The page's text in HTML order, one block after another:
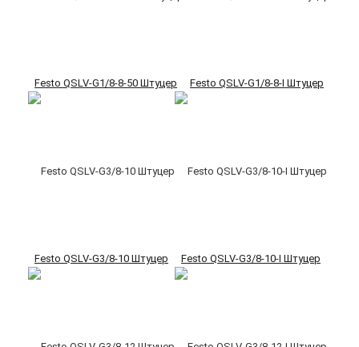
Festo QSLV-G1/8-8-50 Штуцер Festo QSLV-G1/8-8-I Штуцер
Festo QSLV-G3/8-10 Штуцер Festo QSLV-G3/8-10-I Штуцер